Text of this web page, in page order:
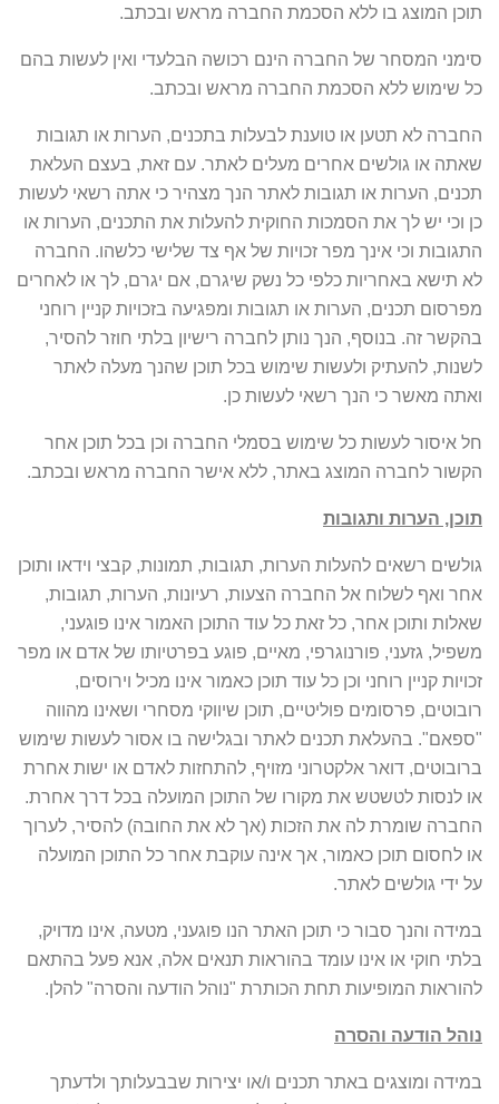
תוכן המוצג בו ללא הסכמת החברה מראש ובכתב.
סימני המסחר של החברה הינם רכושה הבלעדי ואין לעשות בהם
כל שימוש ללא הסכמת החברה מראש ובכתב.
החברה לא תטען או טוענת לבעלות בתכנים, הערות או תגובות
שאתה או גולשים אחרים מעלים לאתר. עם זאת, בעצם העלאת
תכנים, הערות או תגובות לאתר הנך מצהיר כי אתה רשאי לעשות
כן וכי יש לך את הסמכות החוקית להעלות את התכנים, הערות או
התגובות וכי אינך מפר זכויות של אף צד שלישי כלשהו. החברה
לא תישא באחריות כלפי כל נשק שיגרם, אם יגרם, לך או לאחרים
מפרסום תכנים, הערות או תגובות ומפגיעה בזכויות קניין רוחני
בהקשר זה. בנוסף, הנך נותן לחברה רישיון בלתי חוזר להסיר,
לשנות, להעתיק ולעשות שימוש בכל תוכן שהנך מעלה לאתר
ואתה מאשר כי הנך רשאי לעשות כן.
חל איסור לעשות כל שימוש בסמלי החברה וכן בכל תוכן אחר
הקשור לחברה המוצג באתר, ללא אישר החברה מראש ובכתב.
תוכן, הערות ותגובות
גולשים רשאים להעלות הערות, תגובות, תמונות, קבצי וידאו ותוכן
אחר ואף לשלוח אל החברה הצעות, רעיונות, הערות, תגובות,
שאלות ותוכן אחר, כל זאת כל עוד התוכן האמור אינו פוגעני,
משפיל, גזעני, פורנוגרפי, מאיים, פוגע בפרטיותו של אדם או מפר
זכויות קניין רוחני וכן כל עוד תוכן כאמור אינו מכיל וירוסים,
רובוטים, פרסומים פוליטיים, תוכן שיווקי מסחרי ושאינו מהווה
"ספאם". בהעלאת תכנים לאתר ובגלישה בו אסור לעשות שימוש
ברובוטים, דואר אלקטרוני מזויף, להתחזות לאדם או ישות אחרת
או לנסות לטשטש את מקורו של התוכן המועלה בכל דרך אחרת.
החברה שומרת לה את הזכות (אך לא את החובה) להסיר, לערוך
או לחסום תוכן כאמור, אך אינה עוקבת אחר כל התוכן המועלה
על ידי גולשים לאתר.
במידה והנך סבור כי תוכן האתר הנו פוגעני, מטעה, אינו מדויק,
בלתי חוקי או אינו עומד בהוראות תנאים אלה, אנא פעל בהתאם
להוראות המופיעות תחת הכותרת "נוהל הודעה והסרה" להלן.
נוהל הודעה והסרה
במידה ומוצגים באתר תכנים ו/או יצירות שבבעלותך ולדעתך